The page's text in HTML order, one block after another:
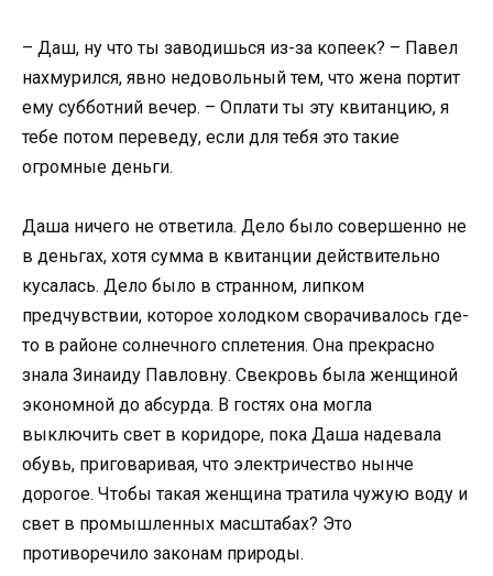
– Даш, ну что ты заводишься из-за копеек? – Павел
нахмурился, явно недовольный тем, что жена портит
ему субботний вечер. – Оплати ты эту квитанцию, я
тебе потом переведу, если для тебя это такие
огромные деньги.
Даша ничего не ответила. Дело было совершенно не
в деньгах, хотя сумма в квитанции действительно
кусалась. Дело было в странном, липком
предчувствии, которое холодком сворачивалось где-
то в районе солнечного сплетения. Она прекрасно
знала Зинаиду Павловну. Свекровь была женщиной
экономной до абсурда. В гостях она могла
выключить свет в коридоре, пока Даша надевала
обувь, приговаривая, что электричество нынче
дорогое. Чтобы такая женщина тратила чужую воду и
свет в промышленных масштабах? Это
противоречило законам природы.